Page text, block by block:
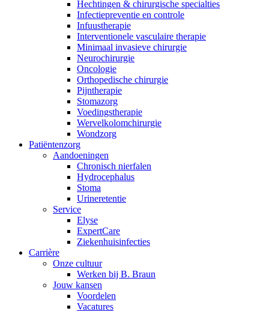
Hechtingen & chirurgische specialties
Infectiepreventie en controle
Infuustherapie
Interventionele vasculaire therapie
Minimaal invasieve chirurgie
Neurochirurgie
Oncologie
Orthopedische chirurgie
Pijntherapie
Stomazorg
Voedingstherapie
Wervelkolomchirurgie
Wondzorg
Patiëntenzorg
Aandoeningen
Chronisch nierfalen
​​Hydrocephalus
Stoma
Urineretentie
Service
Elyse
ExpertCare
Ziekenhuisinfecties
Carrière
Onze cultuur
Werken bij B. Braun
Jouw kansen
Voordelen
Vacatures